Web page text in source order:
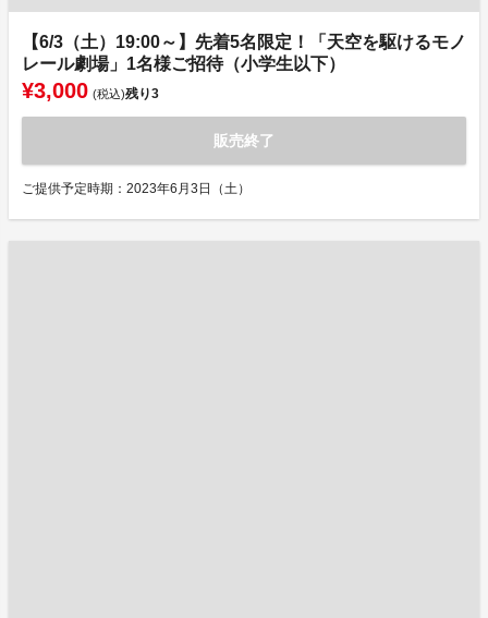
【6/3（土）19:00～】先着5名限定！「天空を駆けるモノ
レール劇場」1名様ご招待（小学生以下）
¥3,000 (税込)残り3
販売終了
ご提供予定時期：2023年6月3日（土）